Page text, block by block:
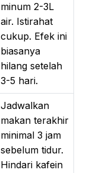
minum 2-3L
air. Istirahat
cukup. Efek ini
biasanya
hilang setelah
3-5 hari.
Jadwalkan
makan terakhir
minimal 3 jam
sebelum tidur.
Hindari kafein